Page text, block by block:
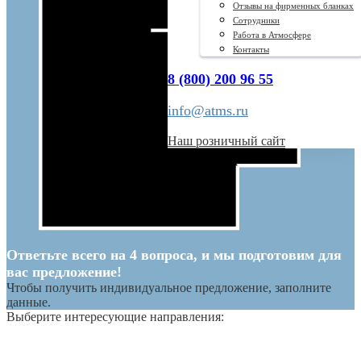
Отзывы на фирменных бланках
Сотрудники
Работа в Атмосфере
Контакты
8 (800) 200 96 55
info@atms.ru
Наш розничный сайт
Ответьте всего на 4 вопроса, и мы подготовим для
вас предложение!
Чтобы получить индивидуальное предложение, заполните
данные.
Выберите интересующие направления: